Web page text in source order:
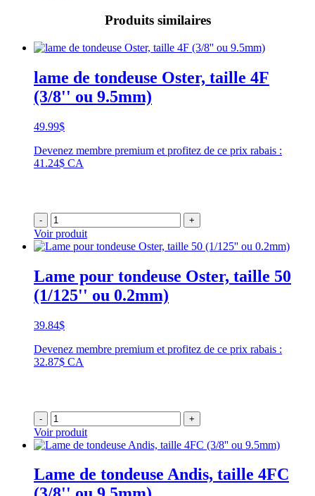
Produits similaires
lame de tondeuse Oster, taille 4F
(3/8'' ou 9.5mm)
49.99$
Devenez membre premium et profitez de ce prix rabais :
41.24$ CA
- +
Voir produit
Lame pour tondeuse Oster, taille 50
(1/125'' ou 0.2mm)
39.84$
Devenez membre premium et profitez de ce prix rabais :
32.87$ CA
- +
Voir produit
Lame de tondeuse Andis, taille 4FC